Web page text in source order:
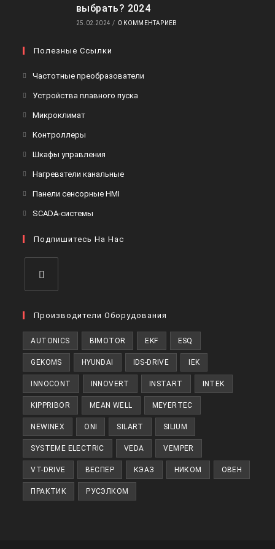
выбрать? 2024
25.02.2024 / 0 КОММЕНТАРИЕВ
Полезные Ссылки
Частотные преобразователи
Устройства плавного пуска
МикроклиматОткроется
вкладке
Контроллеры
вкладке
Шкафы управления
вкладке
Нагреватели канальныеОткроется
Панели сенсорные HMI
вкладке
SCADA-системы
новой
Подпишитесь На Нас
в
вкладке
Производители Оборудования
AUTONICS BIMOTOR EKF ESQ
GEKOMS HYUNDAI IDS-DRIVE IEK
INNOCONT INNOVERT INSTART INTEK
KIPPRIBOR MEAN WELL MEYERTEC
NEWINEX ONI SILART SILIUM
SYSTEME ELECTRIC VEDA VEMPER
VT-DRIVE ВЕСПЕР КЭАЗ НИКОМ ОВЕН
ПРАКТИК РУСЭЛКОМ